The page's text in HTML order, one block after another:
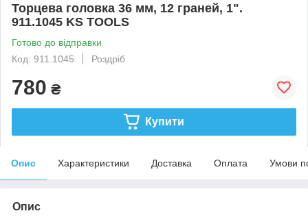
Торцева головка 36 мм, 12 граней, 1".
911.1045 KS TOOLS
Готово до відправки
Код: 911.1045
Роздріб
780 ₴
Купити
Опис Характеристики Доставка Оплата Умови
Опис